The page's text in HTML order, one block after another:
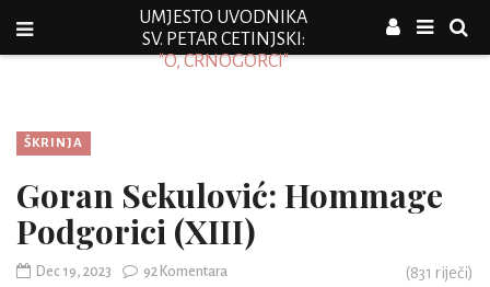
UMJESTO UVODNIKA
SV. PETAR CETINJSKI:
"O, CRNOGORCI"
ŠKRINJA
Goran Sekulović: Hommage
Podgorici (XIII)
Dec 19, 2023 92 Komentara (831 riječi)